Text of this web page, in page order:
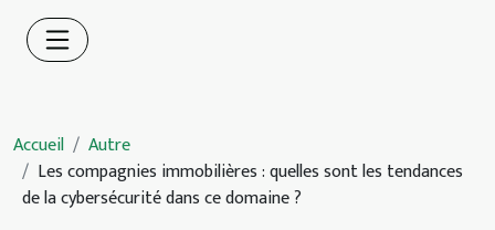
Accueil
Autre
Les compagnies immobilières : quelles sont les tendances
de la cybersécurité dans ce domaine ?